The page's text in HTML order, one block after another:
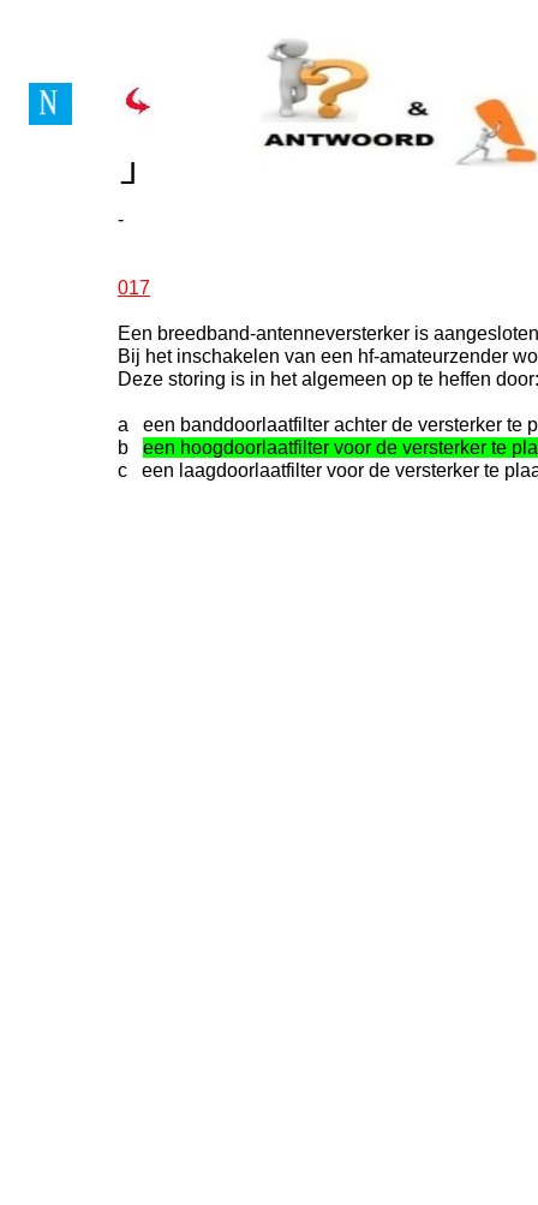
-
017
Een breedband-antenneversterker is
Bij het inschakelen van een hf-amateurzender
Deze storing is in het algemeen op te heffen door:
a een banddoorlaatfilter achter de versterker te
b een hoogdoorlaatfilter voor de versterker te
c een laagdoorlaatfilter voor de versterker te
┘
Vragenboek Novice
┘